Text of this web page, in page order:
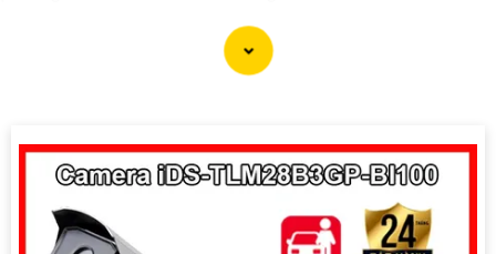
nét. Với công nghệ tiên tiến, camera này cung cấp hình
ảnh chất lượng vượt trội, giúp quan sát chi tiết và rõ ràng
hơn. Khả năng ghi hình và tái tạo màu sắc trung thực,
giám sát và ghi lại thông tin. tính năng cực kỳ linh hoạt và
dễ sử dụng giúp bạn dễ dàng tùy chỉnh để đáp ứng nhu
cầu của bạn. Đảm bảo an ninh và sự bảo vệ cho gia đình
hoặc doanh nghiệp của bạn với Camera 4K Siêu Sắt Nét.